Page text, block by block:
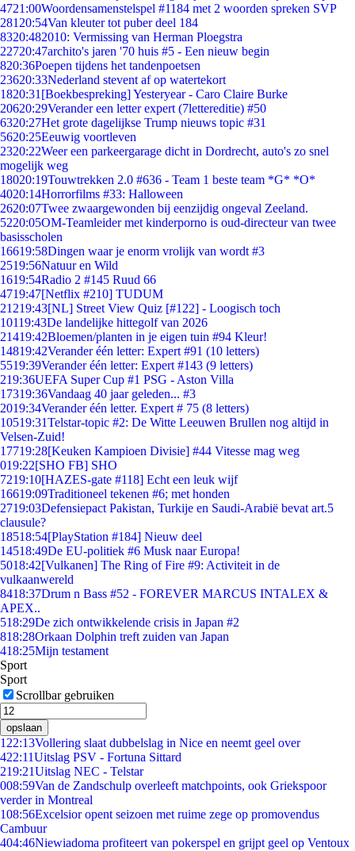
4721:00Woordensamenstelspel #1184 met 2 woorden spreken SVP
281 20:54Van kleuter tot puber deel 184
8320:482010: Vermissing van Herman Ploegstra
22720:47archito's jaren '70 huis #5 - Een nieuw begin
820:36Poepen tijdens het tandenpoetsen
23620:33Nederland stevent af op watertekort
1820:31 [Boekbespreking] Yesteryear - Caro Claire Burke
20620:29Verander een letter expert (7lettereditie) #50
6320:27Het grote dagelijkse Trump nieuws topic #31
5620:25Eeuwig voortleven
2320:22Weer een parkeergarage dicht in Dordrecht, auto's zo snel
mogelijk weg
18020:19Touwtrekken 2.0 #636 - Team 1 beste team *G* *O*
4020:14Horrorfilms #33: Halloween
2620:07Twee zwaargewonden bij eenzijdig ongeval Zeeland.
5220:05OM-Teamleider met kinderporno is oud-directeur van twee
basisscholen
16619:58Dingen waar je enorm vrolijk van wordt #3
2519:56Natuur en Wild
1619:54Radio 2 #145 Ruud 66
4719:47[Netflix #210] TUDUM
21219:43[NL] Street View Quiz [#122] - Loogisch toch
10119:43De landelijke hittegolf van 2026
21419:42Bloemen/planten in je eigen tuin #94 Kleur!
14819:42Verander één letter: Expert #91 (10 letters)
5519:39Verander één letter: Expert #143 (9 letters)
219:36UEFA Super Cup #1 PSG - Aston Villa
17319:36Vandaag 40 jaar geleden... #3
2019:34Verander één letter. Expert # 75 (8 letters)
10519:31Telstar-topic #2: De Witte Leeuwen Brullen nog altijd in
Velsen-Zuid!
17719:28[Keuken Kampioen Divisie] #44 Vitesse mag weg
019:22[SHO FB] SHO
7219:10[HAZES-gate #118] Echt een leuk wijf
16619:09Traditioneel tekenen #6; met honden
2719:03Defensiepact Pakistan, Turkije en Saudi-Arabië bevat art.5
clausule?
18518:54[PlayStation #184] Nieuw deel
14518:49De EU-politiek #6 Musk naar Europa!
5018:42[Vulkanen] The Ring of Fire #9: Activiteit in de
vulkaanwereld
8418:37Drum n Bass #52 - FOREVER MARCUS INTALEX &
APEX..
518:29De zich ontwikkelende crisis in Japan #2
818:28Orkaan Dolphin treft zuiden van Japan
418:25Mijn testament
Sport
Sport
Scrollbar gebruiken
opslaan
1 22:13Vollering slaat dubbelslag in Nice en neemt geel over
422:11Uitslag PSV - Fortuna Sittard
219:21Uitslag NEC - Telstar
008:59Van de Zandschulp overleeft matchpoints, ook Griekspoor
verder in Montreal
108:56Excelsior opent seizoen met ruime zege op promovendus
Cambuur
404:46Niewiadoma profiteert van pokerspel en grijpt geel op Ventoux